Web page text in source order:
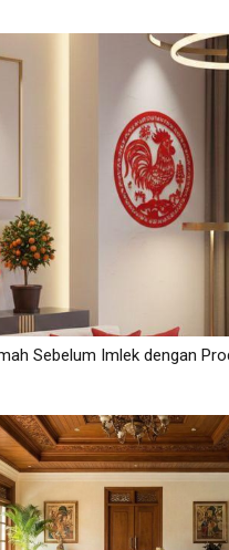
Sebelum Imlek dengan